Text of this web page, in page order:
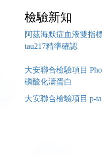
檢驗新知
阿茲海默症血液雙指
tau217精準確認
大安聯合檢驗項目
磷酸化濤蛋白
大安聯合檢驗項目 p-